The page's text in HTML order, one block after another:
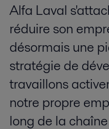
Alfa Laval
réduire son
désormais une
stratégie de
travaillons
notre propre
long de la